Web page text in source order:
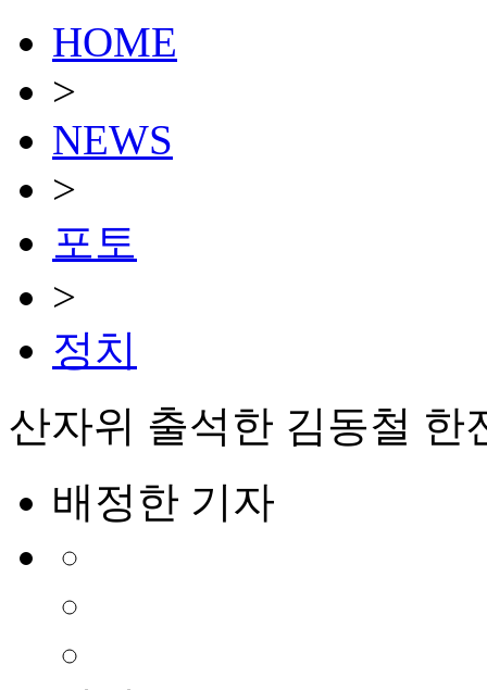
HOME
>
NEWS
>
포토
>
정치
산자위 출석한 김동철 한
배정한 기자